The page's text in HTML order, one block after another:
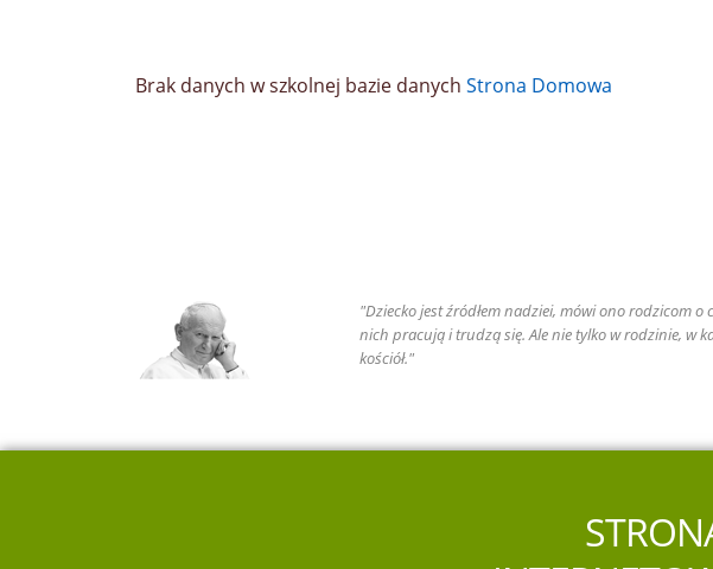
Brak danych w szkolnej bazie danych Strona Domowa
"Dziecko jest źródłem nadziei, mówi ono rodzicom o
nich pracują i trudzą się. Ale nie tylko w rodzinie, w
kościół."